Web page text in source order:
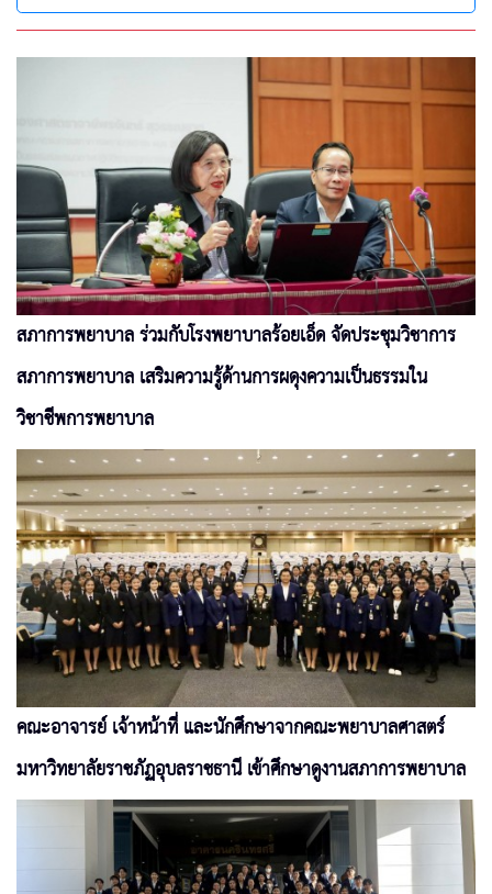
สภาการพยาบาล ร่วมกับโรงพยาบาลร้อยเอ็ด จัดประชุมวิชาการ
สภาการพยาบาล เสริมความรู้ด้านการผดุงความเป็นธรรมใน
วิชาชีพการพยาบาล
คณะอาจารย์ เจ้าหน้าที่ และนักศึกษาจากคณะพยาบาลศาสตร์
มหาวิทยาลัยราชภัฏอุบลราชธานี เข้าศึกษาดูงานสภาการพยาบาล